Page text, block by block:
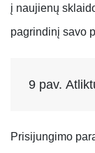
į naujienų
pagrindinį savo
9 pav.
Prisijungimo